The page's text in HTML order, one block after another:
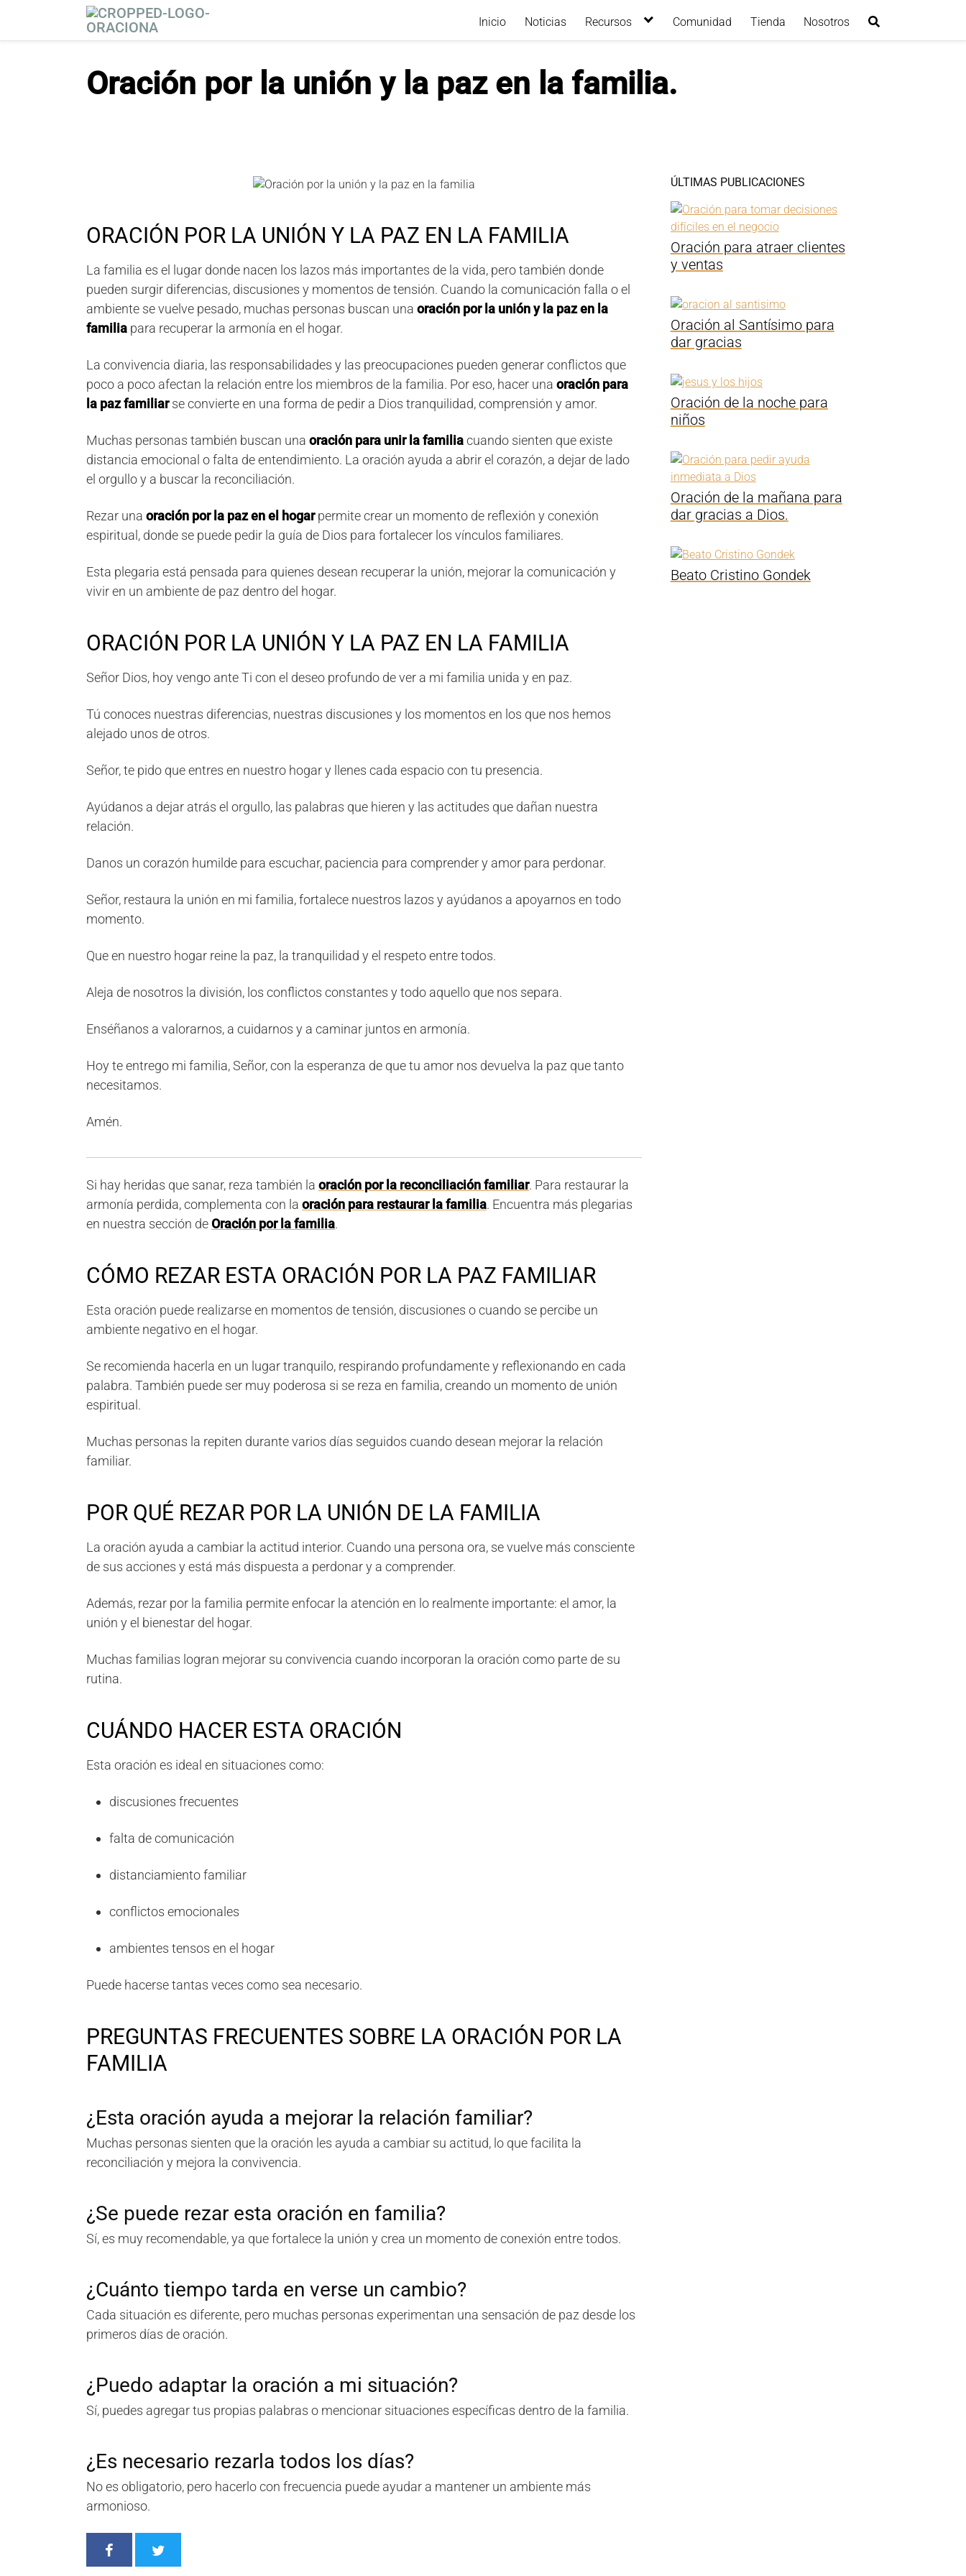
l
Inicio Noticias Recursos Comunidad Tienda Nosotros
Oración por la unión y la paz en la familia.
ORACIÓN POR LA UNIÓN Y LA PAZ EN LA FAMILIA
La familia es el lugar donde nacen los lazos más importantes de la vida, pero también donde
pueden surgir diferencias, discusiones y momentos de tensión. Cuando la comunicación falla o el
ambiente se vuelve pesado, muchas personas buscan una oración por la unión y la paz en la
familia para recuperar la armonía en el hogar.
La convivencia diaria, las responsabilidades y las preocupaciones pueden generar conflictos que
poco a poco afectan la relación entre los miembros de la familia. Por eso, hacer una oración para
la paz familiarse convierte en una forma de pedir a Dios tranquilidad, comprensión y amor.
Muchas personas también buscan una oración para unir la familiacuando sienten que existe
distancia emocional o falta de entendimiento. La oración ayuda a abrir el corazón, a dejar de lado
el orgullo y a buscar la reconciliación.
Rezar una oración por la paz en el hogarpermite crear un momento de reflexión y conexión
espiritual, donde se puede pedir la guía de Dios para fortalecer los vínculos familiares.
Esta plegaria está pensada para quienes desean recuperar la unión, mejorar la comunicación y
vivir en un ambiente de paz dentro del hogar.
ORACIÓN POR LA UNIÓN Y LA PAZ EN LA FAMILIA
Señor Dios, hoy vengo ante Ti con el deseo profundo de ver a mi familia unida y en paz.
Tú conoces nuestras diferencias, nuestras discusiones y los momentos en los que nos hemos
alejado unos de otros.
Señor, te pido que entres en nuestro hogar y llenes cada espacio con tu presencia.
Ayúdanos a dejar atrás el orgullo, las palabras que hieren y las actitudes que dañan nuestra
relación.
Danos un corazón humilde para escuchar, paciencia para comprender y amor para perdonar.
Señor, restaura la unión en mi familia, fortalece nuestros lazos y ayúdanos a apoyarnos en todo
momento.
Que en nuestro hogar reine la paz, la tranquilidad y el respeto entre todos.
Aleja de nosotros la división, los conflictos constantes y todo aquello que nos separa.
Enséñanos a valorarnos, a cuidarnos y a caminar juntos en armonía.
Hoy te entrego mi familia, Señor, con la esperanza de que tu amor nos devuelva la paz que tanto
necesitamos.
Amén.
Si hay heridas que sanar, reza también la oración por la reconciliación familiar. Para restaurar la
armonía perdida, complementa con la oración para restaurar la familia. Encuentra más plegarias
en nuestra sección deOración por la familia.
CÓMO REZAR ESTA ORACIÓN POR LA PAZ FAMILIAR
Esta oración puede realizarse en momentos de tensión, discusiones o cuando se percibe un
ambiente negativo en el hogar.
Se recomienda hacerla en un lugar tranquilo, respirando profundamente y reflexionando en cada
palabra. También puede ser muy poderosa si se reza en familia, creando un momento de unión
espiritual.
Muchas personas la repiten durante varios días seguidos cuando desean mejorar la relación
familiar.
POR QUÉ REZAR POR LA UNIÓN DE LA FAMILIA
La oración ayuda a cambiar la actitud interior. Cuando una persona ora, se vuelve más consciente
de sus acciones y está más dispuesta a perdonar y a comprender.
Además, rezar por la familia permite enfocar la atención en lo realmente importante: el amor, la
unión y el bienestar del hogar.
Muchas familias logran mejorar su convivencia cuando incorporan la oración como parte de su
rutina.
CUÁNDO HACER ESTA ORACIÓN
Esta oración es ideal en situaciones como:
discusiones frecuentes
falta de comunicación
distanciamiento familiar
conflictos emocionales
ambientes tensos en el hogar
Puede hacerse tantas veces como sea necesario.
PREGUNTAS FRECUENTES SOBRE LA ORACIÓN POR LA
FAMILIA
¿Esta oración ayuda a mejorar la relación familiar?
Muchas personas sienten que la oración les ayuda a cambiar su actitud, lo que facilita la
reconciliación y mejora la convivencia.
¿Se puede rezar esta oración en familia?
Sí, es muy recomendable, ya que fortalece la unión y crea un momento de conexión entre todos.
¿Cuánto tiempo tarda en verse un cambio?
Cada situación es diferente, pero muchas personas experimentan una sensación de paz desde los
primeros días de oración.
¿Puedo adaptar la oración a mi situación?
Sí, puedes agregar tus propias palabras o mencionar situaciones específicas dentro de la familia.
¿Es necesario rezarla todos los días?
No es obligatorio, pero hacerlo con frecuencia puede ayudar a mantener un ambiente más
armonioso.
ÚLTIMAS PUBLICACIONES
Oración para atraer clientes
y ventas
Oración al Santísimo para
dar gracias
Oración de la noche para
niños
Oración de la mañana para
dar gracias a Dios.
Beato Cristino Gondek